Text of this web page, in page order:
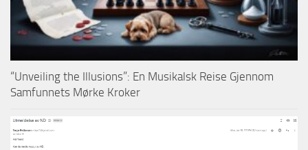
“Unveiling the Illusions”: En Musikalsk Reise Gjennom
Samfunnets Mørke Kroker